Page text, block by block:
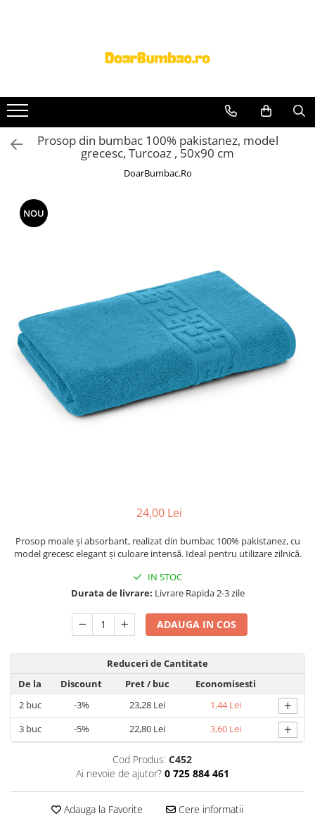
SET 5 Prosoape 100% Bumbac
Prosop din bumbac 100% pakistanez, model
grecesc, Turcoaz , 50x90 cm
DoarBumbac.Ro
NOU
24,00 Lei
Prosop moale și absorbant, realizat din bumbac 100% pakistanez, cu
model grecesc elegant și culoare intensă. Ideal pentru utilizare zilnică.
IN STOC
Durata de livrare: Livrare Rapida 2-3 zile
ADAUGA IN COS
Reduceri de Cantitate
De la
Discount Pret/ buc
Economisesti
2buc -3% 23,28 Lei 1,44 Lei +
3buc -5% 22,80 Lei 3,60 Lei +
Cod Produs: C452
Ai nevoie de ajutor? 0 725 884 461
Adauga la Favorite Cere informatii